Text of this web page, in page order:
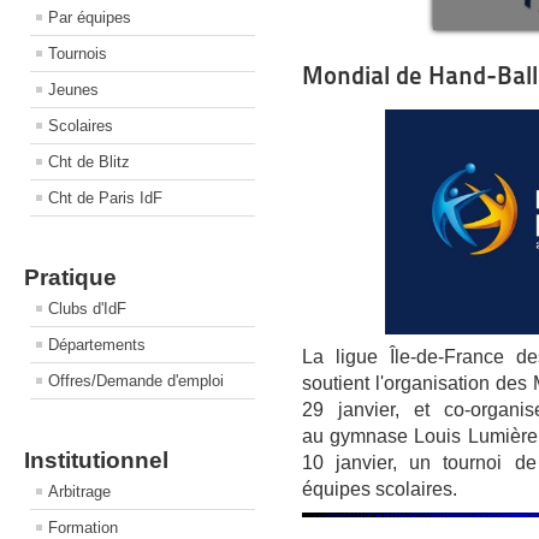
Par équipes
Tournois
Jeunes
Scolaires
Cht de Blitz
Cht de Paris IdF
Pratique
Clubs d'IdF
Départements
Offres/Demande d'emploi
Institutionnel
Arbitrage
Formation
Mondial de Hand-
La ligue Île-de-France
soutient l'organisation des
29 janvier, et co-
au gymnase Louis
10 janvier, un tournoi
équipes scolaires.